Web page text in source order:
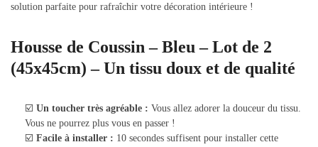
solution parfaite pour rafraîchir votre décoration intérieure !
Housse de Coussin – Bleu – Lot de 2
(45x45cm) – Un tissu doux et de qualité
☑️ Un toucher très agréable : Vous allez adorer la douceur du tissu.
Vous ne pourrez plus vous en passer !
☑️ Facile à installer : 10 secondes suffisent pour installer cette